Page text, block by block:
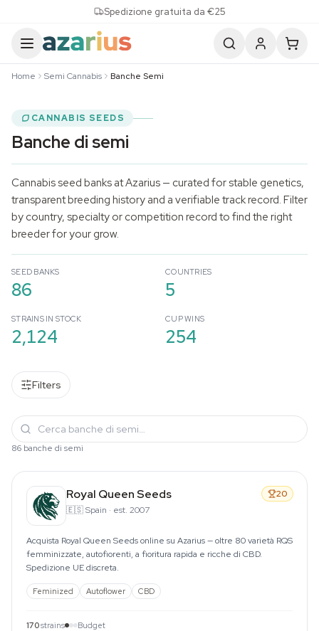
Spedizione gratuita da €25
Home Semi Cannabis Banche Semi
CANNABIS SEEDS
Banche di semi
Cannabis seed banks at Azarius — curated for stable genetics,
transparent breeding history and a verifiable track record. Filter
by country, specialty or competition record to find the right
breeder for your grow.
SEED BANKS
86
COUNTRIES
5
STRAINS IN STOCK
2,124
CUP WINS
254
Filters
86 banche di semi
Royal Queen Seeds
🇪🇸Spain · est. 2007
20
Acquista Royal Queen Seeds online su Azarius — oltre 80 varietà RQS
femminizzate, autofiorenti, a fioritura rapida e ricche di CBD.
Spedizione UE discreta.
Feminized Autoflower CBD
170strains Budget